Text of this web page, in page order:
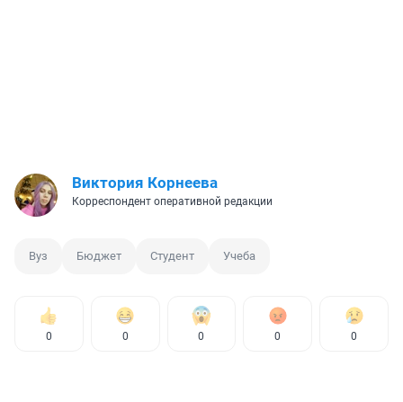
Виктория Корнеева
Корреспондент оперативной редакции
Вуз Бюджет Студент Учеба
0 0 0 0 0